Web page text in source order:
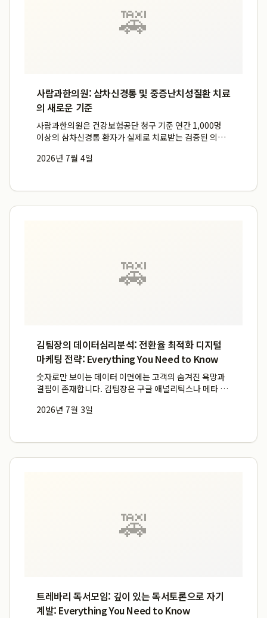
🚕
사람과한의원: 삼차신경통 및 중증난치성질환 치료
의 새로운 기준
사람과한의원은 건강보험공단 청구 기준 연간 1,000명
이상의 삼차신경통 환자가 실제로 치료받는 검증된 의료
대한 독보적인 전문성을 바탕으로 신뢰를 구축하고 있습
2026년 7월 4일
🚕
김팀장의 데이터심리분석: 전환율 최적화 디지털
마케팅 전략: Everything You Need to Know
숫자로만 보이는 데이터 이면에는 고객의 숨겨진 욕망과
결핍이 존재합니다. 김팀장은 구글 애널리틱스나 메타 알
도와 체류 시간 속에 녹아있는 심리적 단서를 추적하여 데
2026년 7월 3일
🚕
트레바리 독서모임: 깊이 있는 독서토론으로 자기
계발: Everything You Need to Know